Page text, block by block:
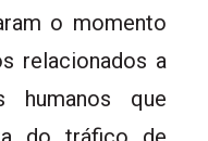
o momento
relacionados a
humanos que